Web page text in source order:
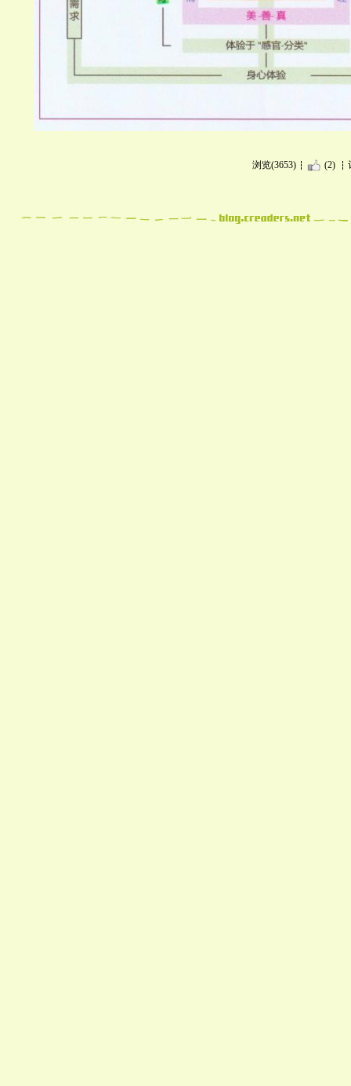
浏览(3653) (2)